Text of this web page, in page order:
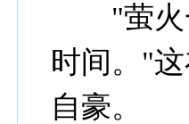
"萤火一
时间。"
自豪。